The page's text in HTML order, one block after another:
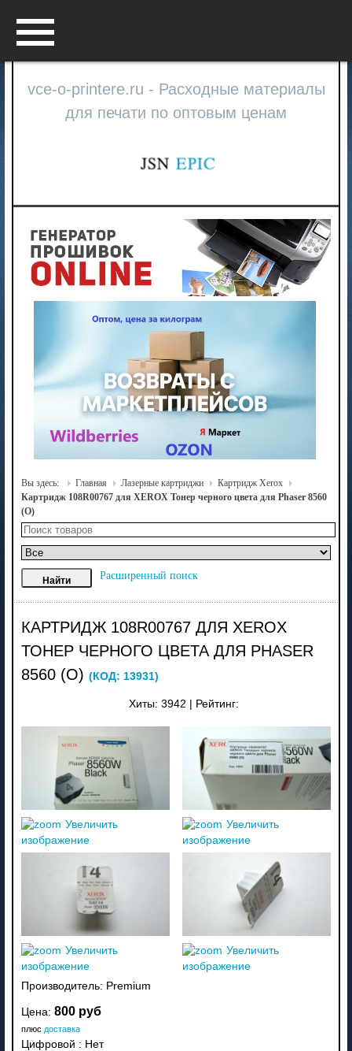
vce-o-printere.ru - Расходные материалы
для печати по оптовым ценам
Вы здесь: Главная Лазерные картриджи
Картридж Xerox
Картридж 108R00767 для XEROX Тонер черного цвета для Phaser 8560
(O)
Расширенный поиск
КАРТРИДЖ 108R00767 ДЛЯ XEROX
ТОНЕР ЧЕРНОГО ЦВЕТА ДЛЯ PHASER
8560 (O) (КОД: 13931)
Хиты: 3942 Рейтинг:
Увеличить
изображение
Увеличить
изображение
Увеличить
изображение
Увеличить
изображение
Производитель: Premium
Цена: 800 руб
плюс доставка
Цифровой : Нет